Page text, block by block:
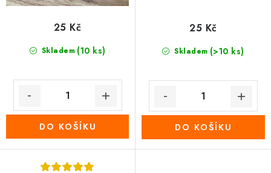
Skladem (10 ks)
25 Kč
DO KOŠÍKU
Skladem (>10 ks)
25 Kč
DO KOŠÍKU